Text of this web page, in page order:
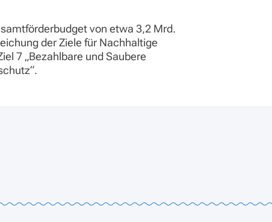
von etwa 3,2 Mrd.
der Ziele für Nachhaltige
7 „Bezahlbare und Saubere